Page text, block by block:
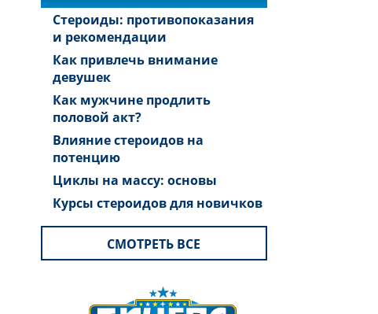
Стероиды: противопоказания
и рекомендации
Как привлечь внимание
девушек
Как мужчине продлить
половой акт?
Влияние стероидов на
потенцию
Циклы на массу: основы
Курсы стероидов для новичков
СМОТРЕТЬ ВСЕ